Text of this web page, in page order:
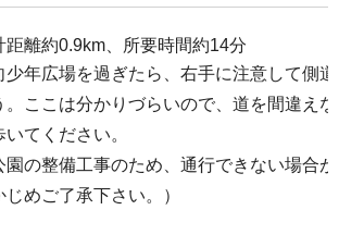
距離約0.9km、所要時間約14分
少年広場を過ぎたら、右手に注意して側
。ここは分かりづらいので、道を間違え
いてください。
園の整備工事のため、通行できない場合
じめご了承下さい。）